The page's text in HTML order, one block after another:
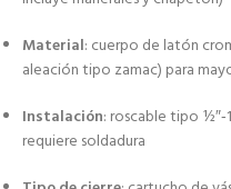
Material: cuerpo de latón
aleación tipo zamac) para
Instalación: roscable tipo
requiere soldadura